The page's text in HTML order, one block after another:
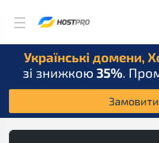
Українські домени,
зі знижкою 35%.
Замовити